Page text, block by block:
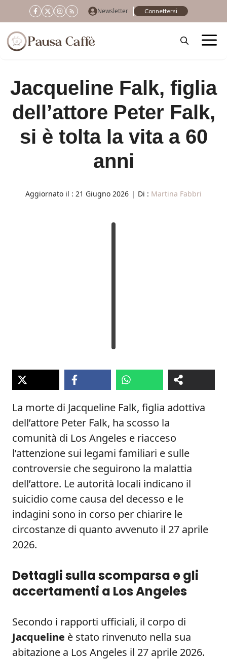
al
contenuto
Newsletter Connettersi
Jacqueline Falk, figlia
dell’attore Peter Falk,
si è tolta la vita a 60
anni
Aggiornato il : 21 Giugno 2026 | Di : Martina Fabbri
La morte di Jacqueline Falk, figlia adottiva
dell’attore Peter Falk, ha scosso la
comunità di Los Angeles e riacceso
l’attenzione sui legami familiari e sulle
controversie che seguirono la malattia
dell’attore. Le autorità locali indicano il
suicidio come causa del decesso e le
indagini sono in corso per chiarire le
circostanze di quanto avvenuto il 27 aprile
2026.
Dettagli sulla scomparsa e gli
accertamenti a Los Angeles
Secondo i rapporti ufficiali, il corpo di
Jacqueline è stato rinvenuto nella sua
abitazione a Los Angeles il 27 aprile 2026.